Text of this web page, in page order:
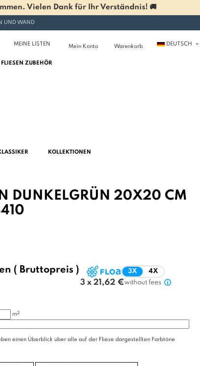
Vielen Dank für Ihr Verständnis! 🚚
UND WAND
MEINE LISTEN Mein Konto Warenkorb DEUTSCH
FLIESEN ZUBEHÖR
KOLLEKTIONEN
DUNKELGRÜN 20X20 CM
( Bruttopreis ) 3X 4X
3 x 21,62 €without fees
m2
einen Überblick über alle auf der Fliese dargestellten Farbtöne